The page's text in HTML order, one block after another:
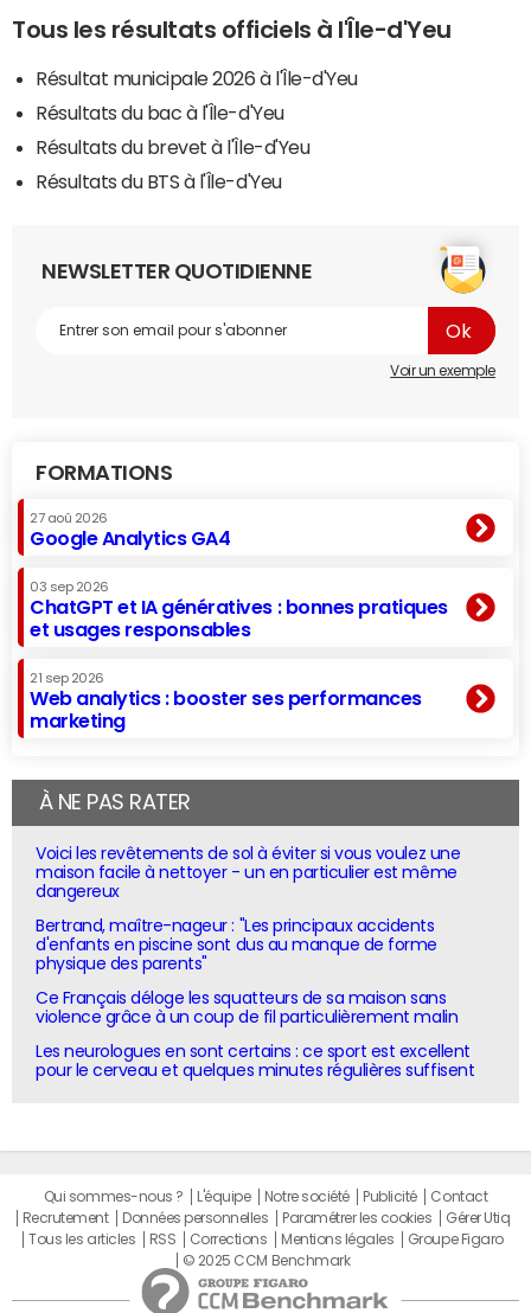
Tous les résultats officiels à l'Île-d'Yeu
Résultat municipale 2026 à l'Île-d'Yeu
Résultats du bac à l'Île-d'Yeu
Résultats du brevet à l'Île-d'Yeu
Résultats du BTS à l'Île-d'Yeu
NEWSLETTER QUOTIDIENNE
Voir un exemple
FORMATIONS
27 aoû 2026
Google Analytics GA4
03 sep 2026
ChatGPT et IA génératives : bonnes pratiques
et usages responsables
21 sep 2026
Web analytics : booster ses performances
marketing
À NE PAS RATER
Voici les revêtements de sol à éviter si vous voulez une
maison facile à nettoyer - un en particulier est même
dangereux
Bertrand, maître-nageur : "Les principaux accidents
d'enfants en piscine sont dus au manque de forme
physique des parents"
Ce Français déloge les squatteurs de sa maison sans
violence grâce à un coup de fil particulièrement malin
Les neurologues en sont certains : ce sport est excellent
pour le cerveau et quelques minutes régulières suffisent
Qui sommes-nous ? L'équipe Notre société Publicité
Contact
Recrutement
Données personnelles Paramétrer les cookies
Gérer Utiq
Tous les articles
RSS Corrections Mentions légales
Groupe Figaro
© 2025 CCM Benchmark